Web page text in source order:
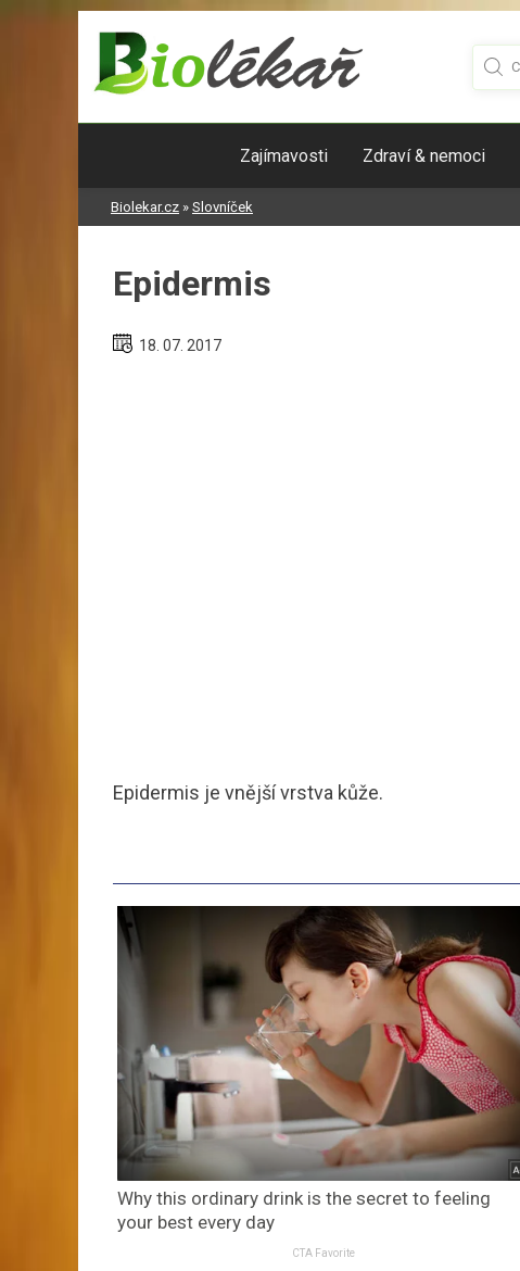
Zajímavosti Zdraví & nemoci
Biolekar.cz » Slovníček
Epidermis
18. 07. 2017
Epidermis je vnější vrstva kůže.
Why this ordinary drink is the secret to feeling
your best every day
CTA Favorite